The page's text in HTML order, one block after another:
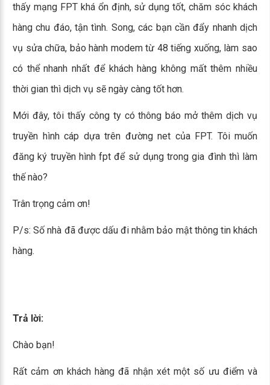
thấy mạng FPT khá ổn định, sử dụng tốt, chăm sóc khách
hàng chu đáo, tận tình. Song, các bạn cần đẩy nhanh dịch
vụ sửa chữa, bảo hành modem từ 48 tiếng xuống, làm sao
có thể nhanh nhất để khách hàng không mất thêm nhiều
thời gian thì dịch vụ sẽ ngày càng tốt hơn.
Mới đây, tôi thấy công ty có thông báo mở thêm dịch vụ
truyền hình cáp dựa trên đường net của FPT. Tôi muốn
đăng ký truyền hình fpt để sử dụng trong gia đình thì làm
thế nào?
Trân trọng cảm ơn!
P/s: Số nhà đã được dấu đi nhằm bảo mật thông tin khách
hàng.
Trả lời:
Chào bạn!
Rất cảm ơn khách hàng đã nhận xét một số ưu điểm và